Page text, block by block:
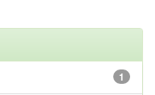
1